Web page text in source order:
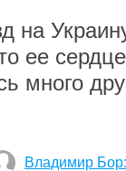
на
ее
много
Владимир